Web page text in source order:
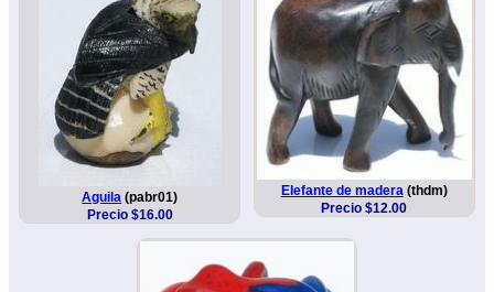
Aguila (pabr01)
Precio $16.00
Elefante de madera(thdm)
Precio $12.00